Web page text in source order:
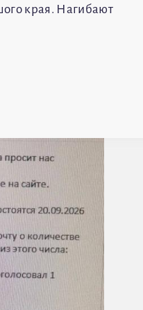
края. Нагибают